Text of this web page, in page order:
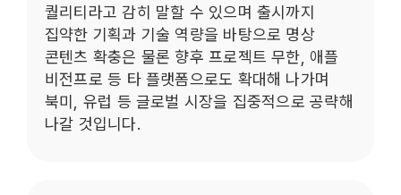
퀄리티라고 감히 말할 수 있으며 출시까지
집약한 기획과 기술 역량을 바탕으로 명상
콘텐츠 확충은 물론 향후 프로젝트 무한, 애플
비전프로 등 타 플랫폼으로도 확대해 나가며
북미, 유럽 등 글로벌 시장을 집중적으로 공략해
나갈 것입니다.